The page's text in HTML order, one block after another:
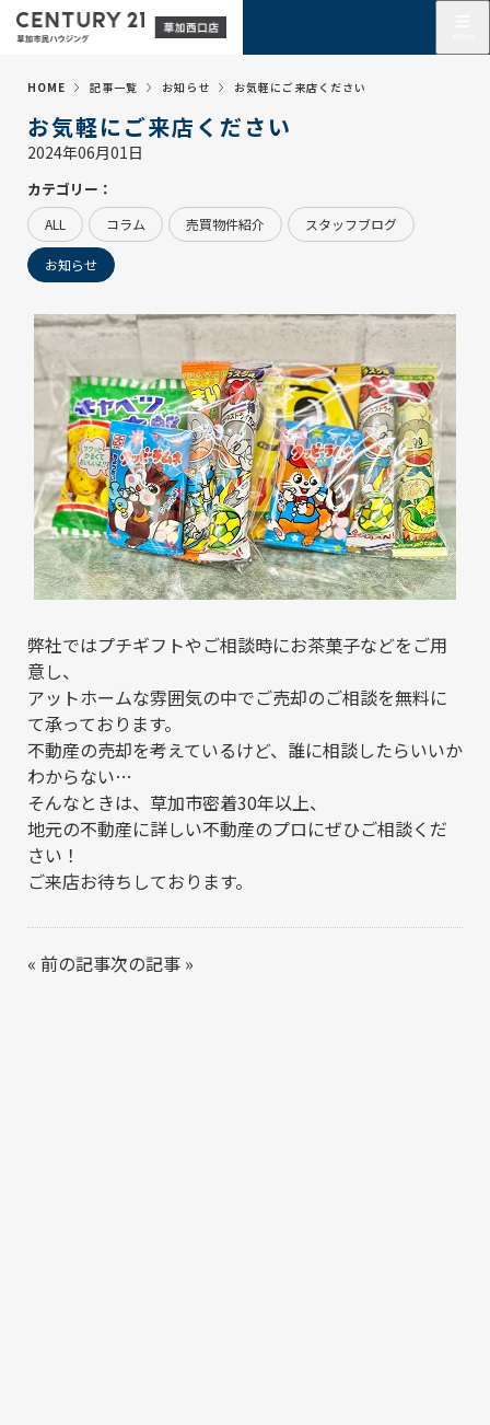
HOME 記事一覧 お知らせ お気軽にご来店ください
お気軽にご来店ください
2024年06月01日
カテゴリー：
ALL コラム 売買物件紹介 スタッフブログ
お知らせ
弊社ではプチギフトやご相談時にお茶菓子などをご用
意し、
アットホームな雰囲気の中でご売却のご相談を無料に
て承っております。
不動産の売却を考えているけど、誰に相談したらいいか
わからない…
そんなときは、草加市密着30年以上、
地元の不動産に詳しい不動産のプロにぜひご相談くだ
さい！
ご来店お待ちしております。
« 前の記事次の記事 »